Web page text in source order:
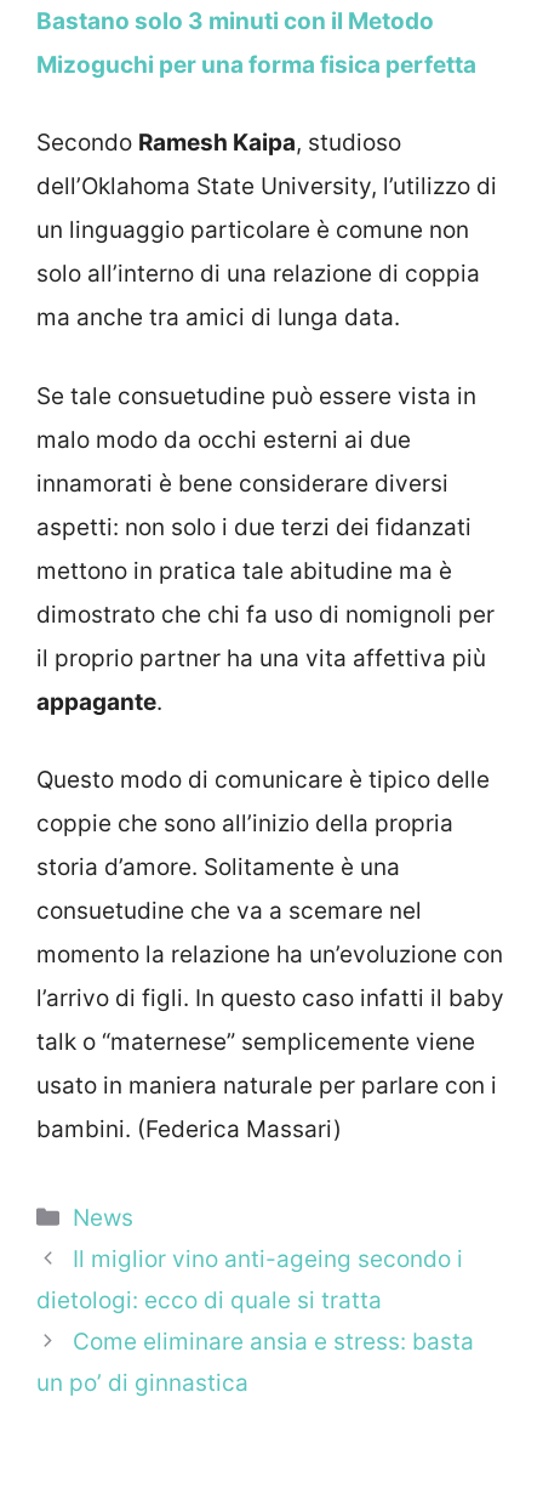
Bastano solo 3 minuti con il Metodo
Mizoguchi per una forma fisica perfetta
Secondo Ramesh Kaipa, studioso
dell’Oklahoma State University, l’utilizzo di
un linguaggio particolare è comune non
solo all’interno di una relazione di coppia
ma anche tra amici di lunga data.
Se tale consuetudine può essere vista in
malo modo da occhi esterni ai due
innamorati è bene considerare diversi
aspetti: non solo i due terzi dei fidanzati
mettono in pratica tale abitudine ma è
dimostrato che chi fa uso di nomignoli per
il proprio partner ha una vita affettiva più
appagante.
Questo modo di comunicare è tipico delle
coppie che sono all’inizio della propria
storia d’amore. Solitamente è una
consuetudine che va a scemare nel
momento la relazione ha un’evoluzione con
l’arrivo di figli. In questo caso infatti il baby
talk o “maternese” semplicemente viene
usato in maniera naturale per parlare con i
bambini. (Federica Massari)
Categorie
News
Il miglior vino anti-ageing secondo i
dietologi: ecco di quale si tratta
Come eliminare ansia e stress: basta
un po’ di ginnastica